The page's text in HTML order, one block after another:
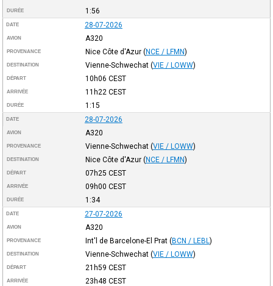
DURÉE 1:56
DATE 28-07-2026
AVION A320
PROVENANCE Nice Côte d'Azur (NCE / LFMN)
DESTINATION Vienne-Schwechat (VIE / LOWW)
DÉPART 10h06 CEST
ARRIVÉE 11h22 CEST
DURÉE 1:15
DATE 28-07-2026
AVION A320
PROVENANCE Vienne-Schwechat (VIE / LOWW)
DESTINATION Nice Côte d'Azur (NCE / LFMN)
DÉPART 07h25 CEST
ARRIVÉE 09h00 CEST
DURÉE 1:34
DATE 27-07-2026
AVION A320
PROVENANCE Int'l de Barcelone-El Prat (BCN / LEBL )
DESTINATION Vienne-Schwechat (VIE / LOWW)
DÉPART 21h59 CEST
ARRIVÉE 23h48 CEST